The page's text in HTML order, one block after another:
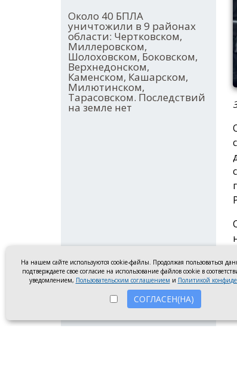
Около 40 БПЛА
уничтожили в 9 районах
области: Чертковском,
Миллеровском,
Шолоховском, Боковском,
Верхнедонском,
Каменском, Кашарском,
Милютинском,
Тарасовском. Последствий
на земле нет
На нашем сайте используются cookie-файлы. Продолжая пользоваться
подтверждаете свое согласие на использование файлов cookie в
уведомлением, Пользовательским соглашением и Политикой
СОГЛАСЕН(НА)